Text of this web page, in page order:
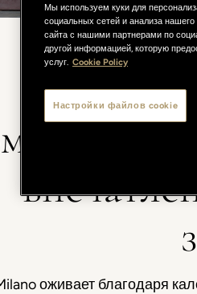
оживает благодаря
Мы используем куки для
социальных сетей и анализа
сайта с нашими партнерами по
другой информацией, которую
услуг. Cookie Policy
Настройки файлов cookie